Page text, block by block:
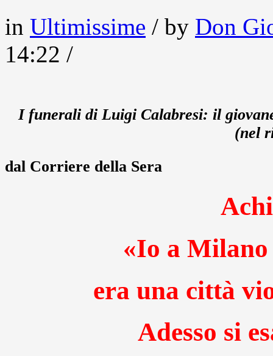
in Ultimissime / by Don
14:22 /
I funerali di Luigi Calabresi: il
(nel
dal Corriere della Sera
«Io a
era una città
Adesso si